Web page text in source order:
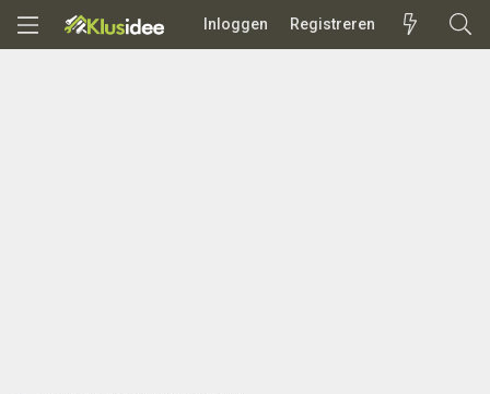
Inloggen Registreren